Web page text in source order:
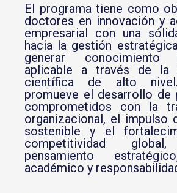
El programa tiene como
doctores en innovación y
empresarial con una
hacia la gestión
generar
aplicable a través de la
científica de alto
promueve el desarrollo de
comprometidos con la
organizacional, el impulso
sostenible y el
competitividad global,
pensamiento
académico y